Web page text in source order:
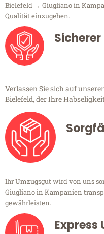
Bielefeld → Giugliano in
Qualität einzugehen.
Verlassen Sie sich auf
Bielefeld, der Ihre
Ihr Umzugsgut wird von uns
Giugliano in Kampanien
gewährleisten.
Express